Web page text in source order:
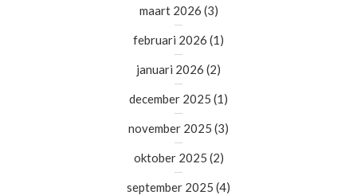
maart 2026 (3)
februari 2026 (1)
januari 2026 (2)
december 2025 (1)
november 2025 (3)
oktober 2025 (2)
september 2025 (4)